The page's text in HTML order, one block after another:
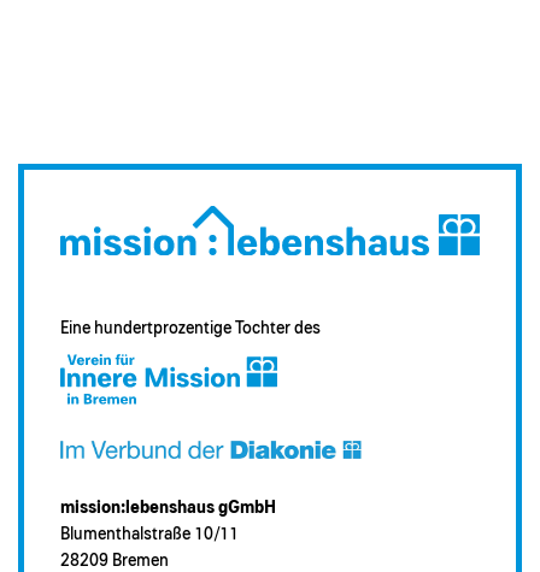
Eine hundertprozentige Tochter des
mission:lebenshaus gGmbH
Blumenthalstraße 10/11
28209 Bremen